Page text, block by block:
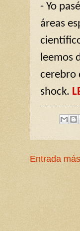
- Yo
áreas
leemos
cerebro
shock.
Entrada